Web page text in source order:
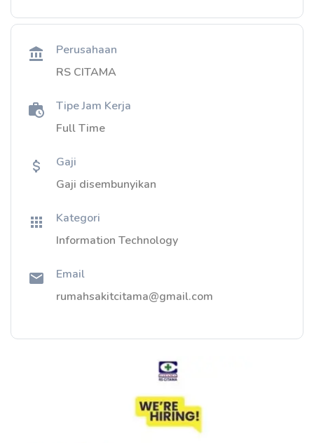
Perusahaan
RS CITAMA
Tipe Jam Kerja
Full Time
Gaji
Gaji disembunyikan
Kategori
Information Technology
Email
rumahsakitcitama@gmail.com